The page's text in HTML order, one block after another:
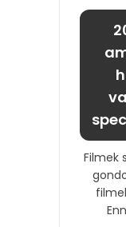
Filmek